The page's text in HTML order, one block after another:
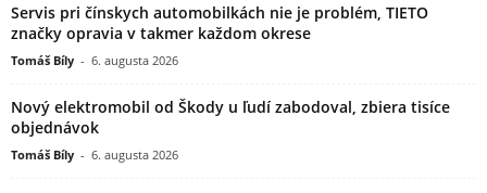
Servis pri čínskych automobilkách nie je problém, TIETO
značky opravia v takmer každom okrese
Tomáš Bíly - 6. augusta 2026
Nový elektromobil od Škody u ľudí zabodoval, zbiera tisíce
objednávok
Tomáš Bíly - 6. augusta 2026